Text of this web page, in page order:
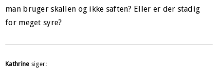
man bruger skallen og ikke saften? Eller er der stadig
for meget syre?
Kathrine siger: